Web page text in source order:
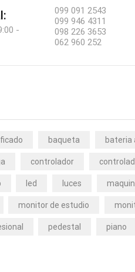
-
099 091 2543
099 946 4311
098 226 3653
062 960 252
baqueta bateria
controlador
led luces
monitor de estudio
pedestal piano